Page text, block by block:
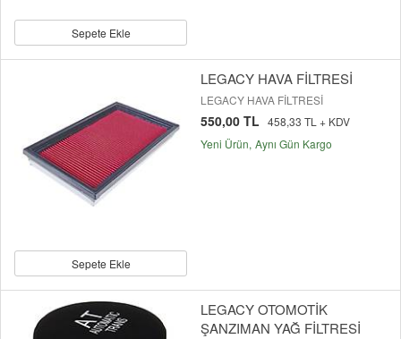
Sepete Ekle
Sepete Ekle
LEGACY HAVA FİLTRESİ
LEGACY HAVA FİLTRESİ
550,00 TL 458,33 TL + KDV
Yeni Ürün Aynı Gün Kargo
LEGACY OTOMOTİK
ŞANZIMAN YAĞ FİLTRESİ